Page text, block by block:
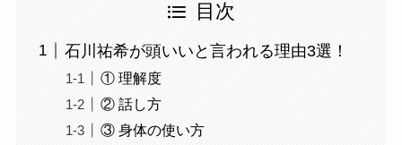
目次
石川祐希が頭いいと言われる理由3選！
① 理解度
② 話し方
③ 身体の使い方